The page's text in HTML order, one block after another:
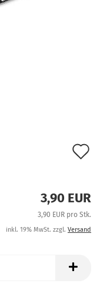
3,90 EUR
3,90 EUR pro Stk.
inkl. 19% MwSt. zzgl. Versand